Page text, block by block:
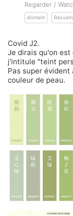
Regarder /
Aliment
Covid J2.
Je dirais qu'on
j'intitule "teint
Pas super
couleur de peau.